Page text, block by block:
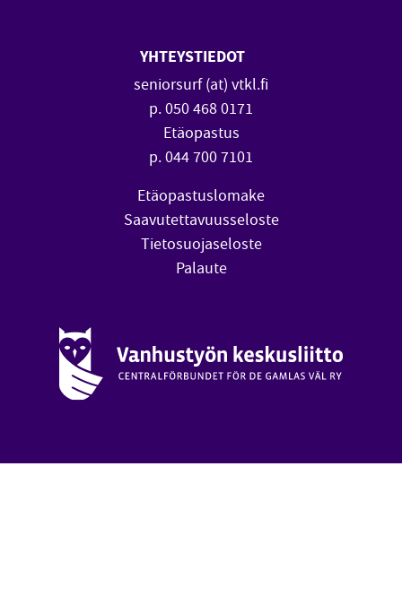
YHTEYSTIEDOT
seniorsurf (at) vtkl.fi
p. 050 468 0171
Etäopastus
p. 044 700 7101
Etäopastuslomake
Saavutettavuusseloste
Tietosuojaseloste
Palaute